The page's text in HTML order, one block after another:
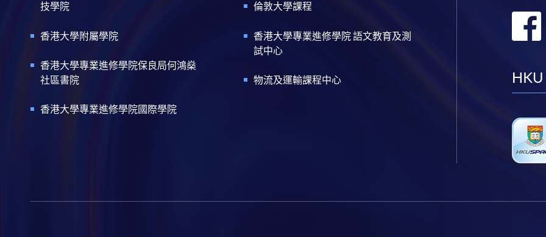
技學院
香港大學附屬學院
香港大學專業進修學院保良局何鴻燊
社區書院
香港大學專業進修學院國際學院
倫敦大學課程
香港大學專業進修學院 語文教育及測
試中心
物流及運輸課程中心 HKU